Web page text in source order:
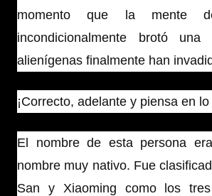
momento que la mente
incondicionalmente brotó
alienígenas finalmente han
¡Correcto, adelante y piensa en
El nombre de esta persona
nombre muy nativo. Fue
San y Xiaoming como los